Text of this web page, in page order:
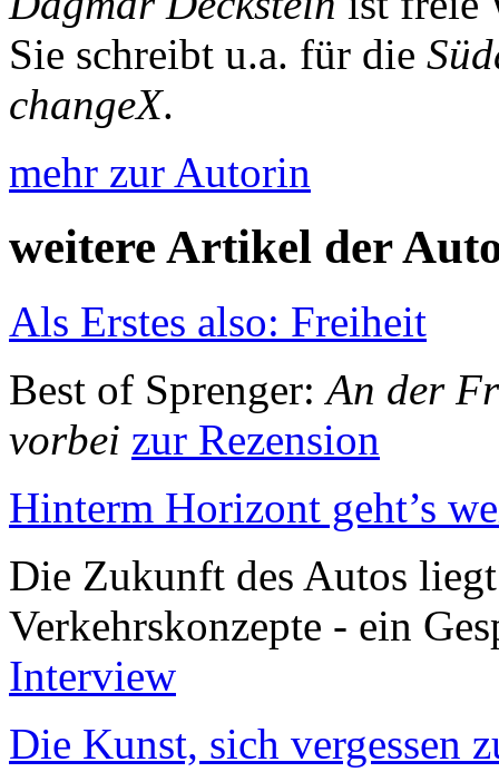
Sie schreibt u.a. für die
changeX.
mehr zur Autorin
weitere Artikel der
Als Erstes also: Freiheit
Best of Sprenger:An der
vorbei zur Rezension
Hinterm Horizont geht’s
Die Zukunft des Autos
Verkehrskonzepte - ein
Interview
Die Kunst, sich vergessen